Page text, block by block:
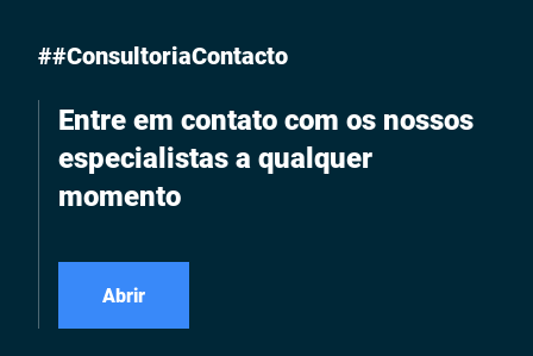
##ConsultoriaContacto
Entre em contato com os nossos
especialistas a qualquer
momento
Abrir